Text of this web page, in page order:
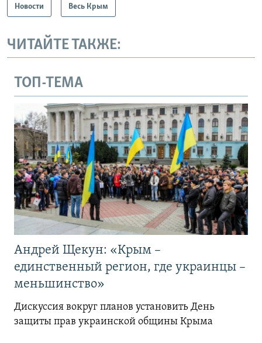
Новости Весь Крым
ЧИТАЙТЕ ТАКЖЕ:
ТОП-ТЕМА
Андрей Щекун: «Крым –
единственный регион, где украинцы –
меньшинство»
Дискуссия вокруг планов установить День
защиты прав украинской общины Крыма